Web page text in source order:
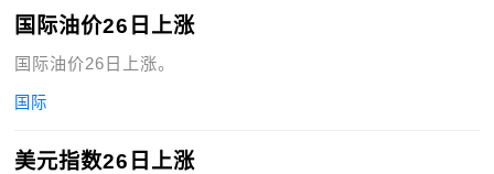
国际油价26日上涨
国际油价26日上涨。
国际
美元指数26日上涨